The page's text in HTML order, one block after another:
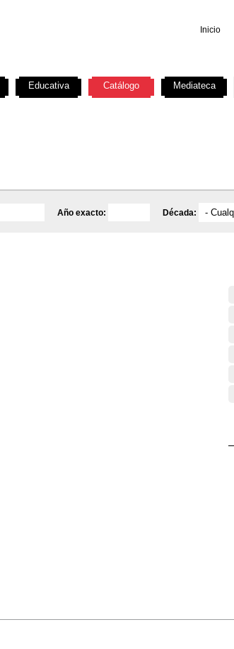
Inicio
Año exacto: Década:
Educativa Catálogo Mediateca